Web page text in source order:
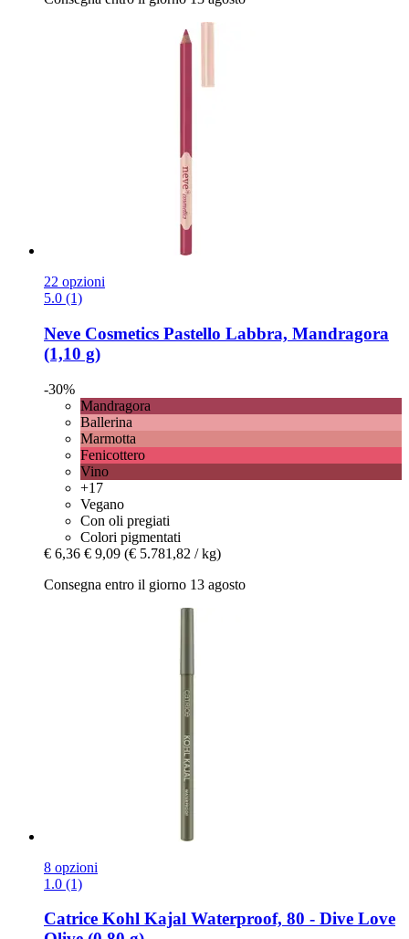
22 opzioni
5.0 (1)
Neve Cosmetics Pastello Labbra, Mandragora
(1,10 g)
-30%
Mandragora
Ballerina
Marmotta
Fenicottero
Vino
+17
Vegano
Con oli pregiati
Colori pigmentati
€ 6,36 € 9,09 (€ 5.781,82 / kg)
Consegna entro il giorno 13 agosto
8 opzioni
1.0 (1)
Catrice Kohl Kajal Waterproof, 80 -​ Dive Love